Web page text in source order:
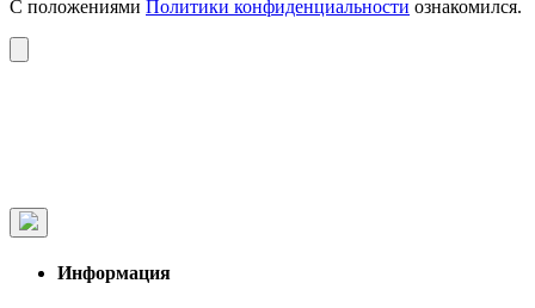
С положениями Политики конфиденциальности ознакомился.
Информация